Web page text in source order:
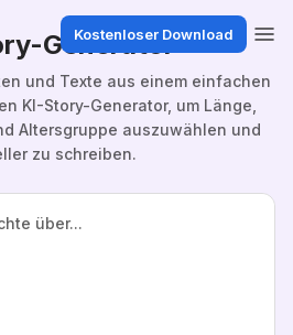
Kostenloser Download
Generator
und Texte aus einem einfachen
KI-Story-Generator, um Länge,
Altersgruppe auszuwählen und
zu schreiben.